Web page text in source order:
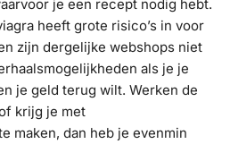
je een recept nodig hebt.
heeft grote risico’s in voor
zijn dergelijke webshops niet
als je je
je geld terug wilt. Werken de
krijg je met
maken, dan heb je evenmin